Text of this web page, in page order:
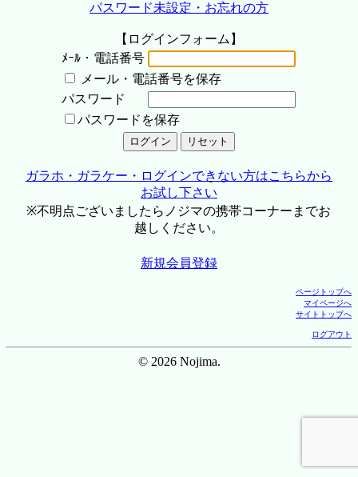
パスワード未設定・お忘れの方
【ログインフォーム】
ﾒｰﾙ・電話番号
メール・電話番号を保存
パスワード
パスワードを保存
ガラホ・ガラケー・ログインできない方はこちらから
お試し下さい
※不明点ございましたらノジマの携帯コーナーまでお
越しください。
新規会員登録
ページトップへ
マイページへ
サイトトップへ
ログアウト
© 2026 Nojima.